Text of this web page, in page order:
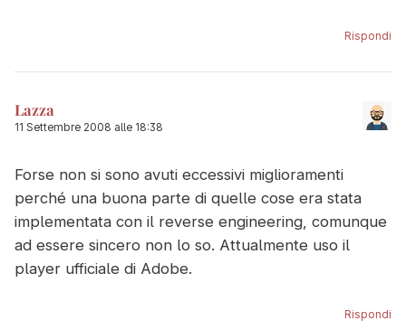
Rispondi
Lazza
11 Settembre 2008 alle 18:38
Forse non si sono avuti eccessivi miglioramenti
perché una buona parte di quelle cose era stata
implementata con il reverse engineering, comunque
ad essere sincero non lo so. Attualmente uso il
player ufficiale di Adobe.
Rispondi